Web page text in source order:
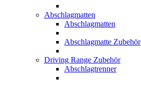
Abschlagmatten
Abschlagmatten
Abschlagmatte Zubehör
Driving Range Zubehör
Abschlagtrenner